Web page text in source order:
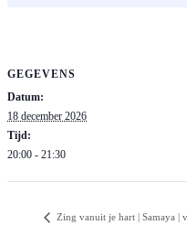
GEGEVENS
Datum:
18 december 2026
Tijd:
20:00 - 21:30
Gouda
vr
18
dec
2026
Kerst
|
Gouda
|
vr
18
Zing vanuit je hart | Samaya |